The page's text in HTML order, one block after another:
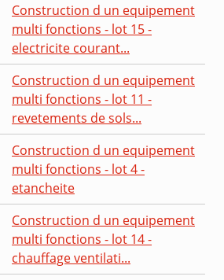
Construction d un equipement
multi fonctions - lot 15 -
electricite courant...
Construction d un equipement
multi fonctions - lot 11 -
revetements de sols...
Construction d un equipement
multi fonctions - lot 4 -
etancheite
Construction d un equipement
multi fonctions - lot 14 -
chauffage ventilati...